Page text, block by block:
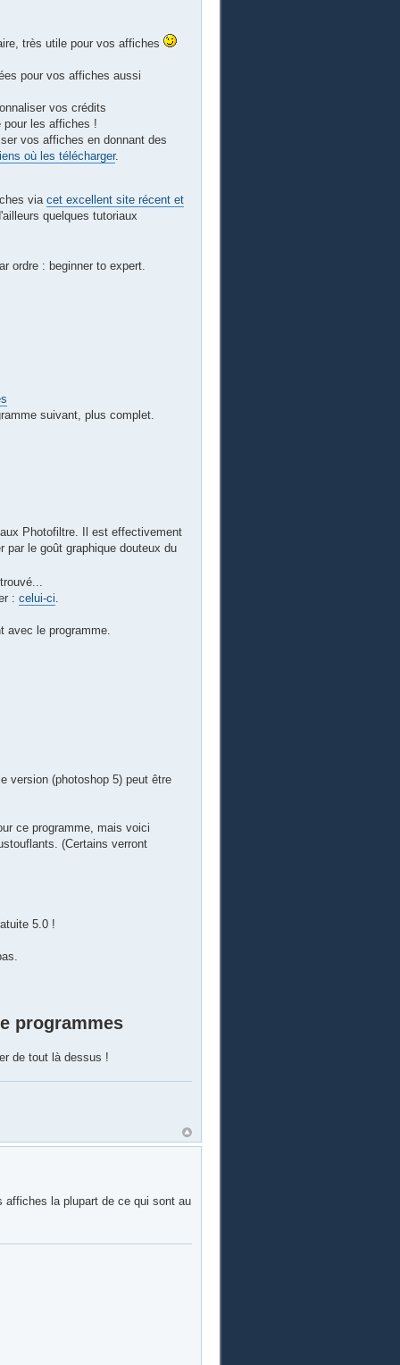
très utile pour vos affiches
pour vos affiches aussi
vos crédits
les affiches !
vos affiches en donnant des
où les télécharger.
via cet excellent site récent et
quelques tutoriaux
ordre : beginner to expert.
suivant, plus complet.
Photofiltre. Il est effectivement
le goût graphique douteux du
: celui-ci.
avec le programme.
version (photoshop 5) peut être
ce programme, mais voici
(Certains verront
5.0 !
programmes
de tout là dessus !
affiches la plupart de ce qui sont au